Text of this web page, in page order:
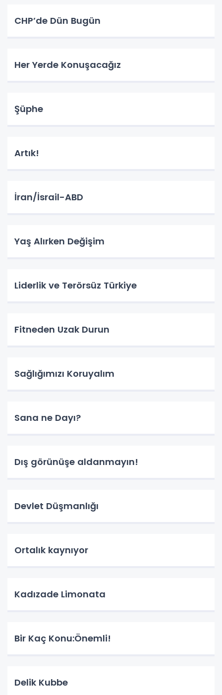
CHP’de Dün Bugün
Her Yerde Konuşacağız
Şüphe
Artık!
İran/İsrail-ABD
Yaş Alırken Değişim
Liderlik ve Terörsüz Türkiye
Fitneden Uzak Durun
Sağlığımızı Koruyalım
Sana ne Dayı?
Dış görünüşe aldanmayın!
Devlet Düşmanlığı
Ortalık kaynıyor
Kadızade Limonata
Bir Kaç Konu:Önemli!
Delik Kubbe